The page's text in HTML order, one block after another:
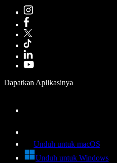
Dapatkan Aplikasinya
Unduh untuk macOS
Unduh untuk Windows